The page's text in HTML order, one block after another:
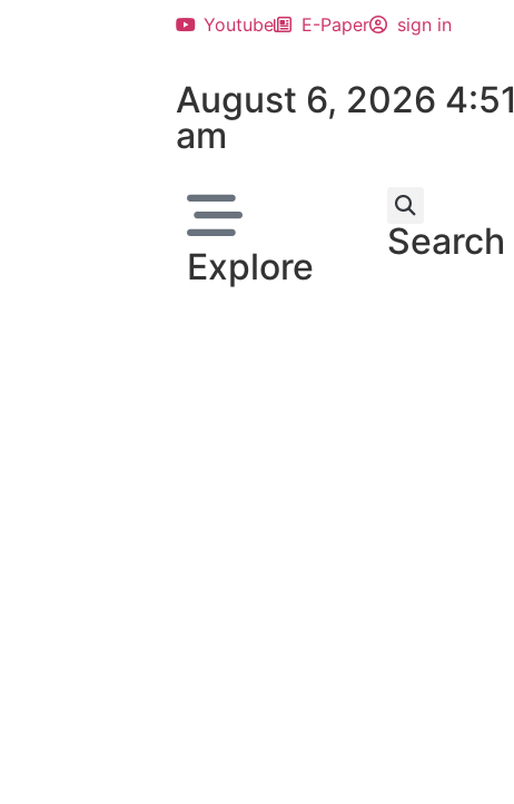
Youtube E-Paper sign in
August 6, 2026 4:51
am
Explore
Search